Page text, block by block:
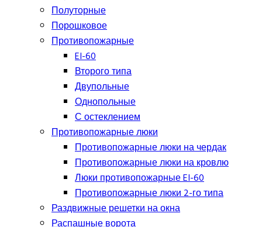
Полуторные
Порошковое
Противопожарные
EI-60
Второго типа
Двупольные
Однопольные
С остеклением
Противопожарные люки
Противопожарные люки на чердак
Противопожарные люки на кровлю
Люки противопожарные EI-60
Противопожарные люки 2-го типа
Раздвижные решетки на окна
Распашные ворота